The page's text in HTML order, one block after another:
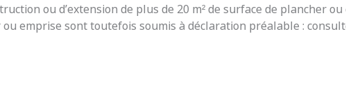
ou d’extension de plus de 20 m² de surface de plancher
emprise sont toutefois soumis à déclaration préalable :